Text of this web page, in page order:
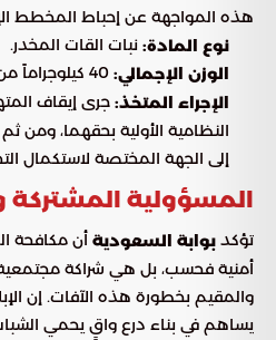
هذه المواجهة عن إحباط المخطط
نوع المادة: نبات القات المخدر.
الوزن الإجمالي:
الإجراء المتخذ: جرى إيقاف
النظامية الأولية بحقهما، ومن
إلى الجهة المختصة لاستكمال
المسؤولية المشتركة
تؤكد بوابة السعودية أن مكافحة
أمنية فحسب، بل هي شراكة
والمقيم بخطورة هذه الآفات. إن
يساهم في بناء درع واقٍ يحمي